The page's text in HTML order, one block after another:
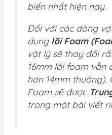
biến nhất hiện nay.
Đối với các dòng
dụng lõi Foam
vật lý sẽ thay đổi
16mm lõi foam vẫn
hơn 14mm thường).
Foam sẽ được
trong một bài viết